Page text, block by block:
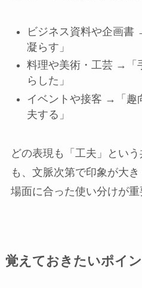
ビジネス資料や企画書
凝らす」
料理や美術・工芸 →「
らした」
イベントや接客 →「趣
夫する」
どの表現も「工夫」とい
も、文脈次第で印象が大
場面に合った使い分けが重
覚えておきたいポイ